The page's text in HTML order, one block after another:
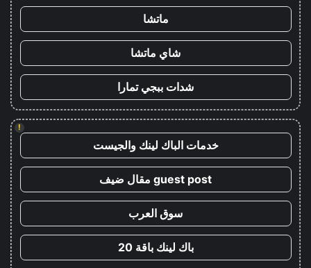
ماتشا
شاي ماتشا
شدات ببجي تمارا
!
خدمات الباك لينك والجيست
guest post مقال ضيف
سوق العرب
باك لينك باقة 20